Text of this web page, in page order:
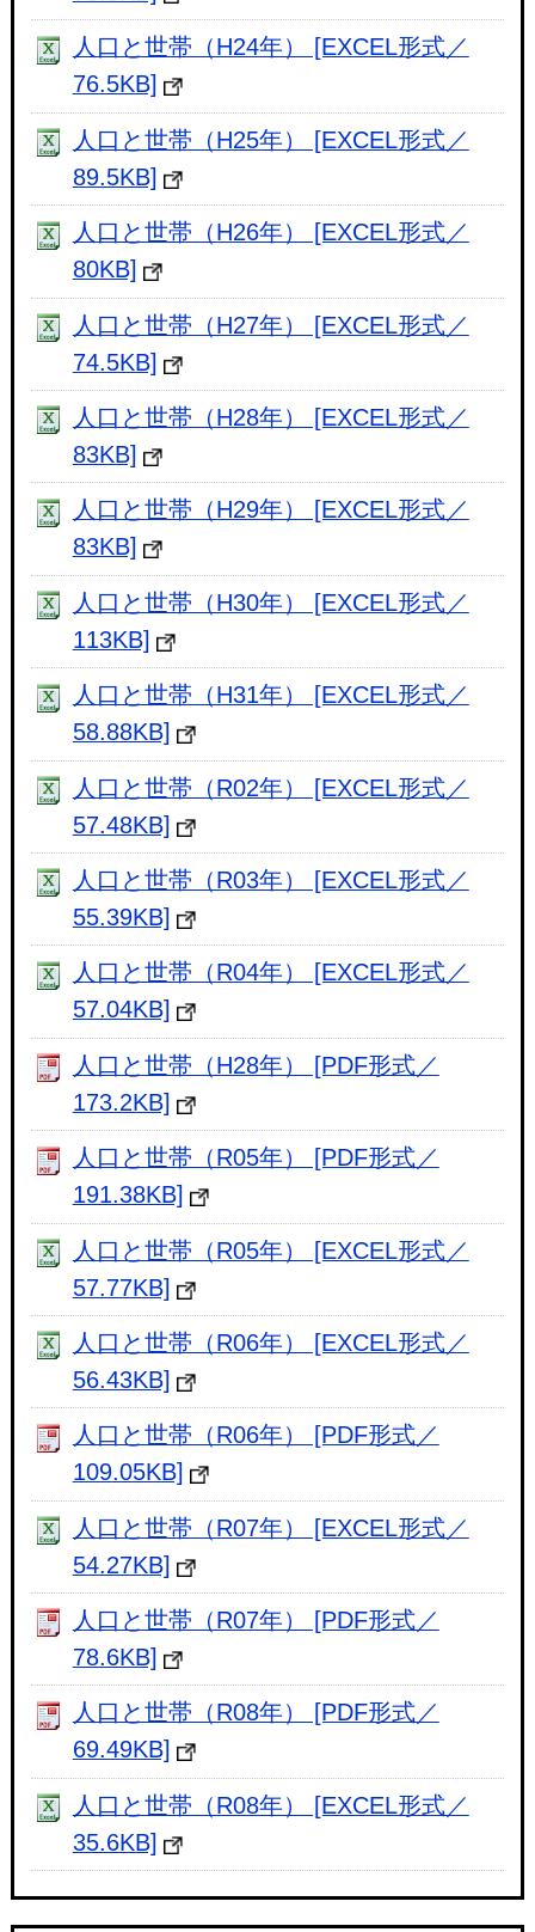
人口と世帯（H24年） [EXCEL形式／
76.5KB]
人口と世帯（H25年） [EXCEL形式／
89.5KB]
人口と世帯（H26年） [EXCEL形式／
80KB]
人口と世帯（H27年） [EXCEL形式／
74.5KB]
人口と世帯（H28年） [EXCEL形式／
83KB]
人口と世帯（H29年） [EXCEL形式／
83KB]
人口と世帯（H30年） [EXCEL形式／
113KB]
人口と世帯（H31年） [EXCEL形式／
58.88KB]
人口と世帯（R02年） [EXCEL形式／
57.48KB]
人口と世帯（R03年） [EXCEL形式／
55.39KB]
人口と世帯（R04年） [EXCEL形式／
57.04KB]
人口と世帯（H28年） [PDF形式／
173.2KB]
人口と世帯（R05年） [PDF形式／
191.38KB]
人口と世帯（R05年） [EXCEL形式／
57.77KB]
人口と世帯（R06年） [EXCEL形式／
56.43KB]
人口と世帯（R06年） [PDF形式／
109.05KB]
人口と世帯（R07年） [EXCEL形式／
54.27KB]
人口と世帯（R07年） [PDF形式／
78.6KB]
人口と世帯（R08年） [PDF形式／
69.49KB]
人口と世帯（R08年） [EXCEL形式／
35.6KB]